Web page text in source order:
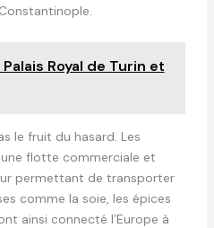
Royal de Turin et
le fruit du hasard. Les
flotte commerciale et
permettant de transporter
comme la soie, les épices
ainsi connecté l’Europe à